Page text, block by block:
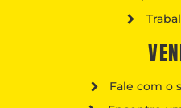
Fale com o